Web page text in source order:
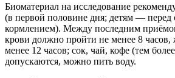
Биоматериал на исследование
(в первой половине дня; детям — перед
кормлением). Между последним
крови должно пройти не менее 8
менее 12 часов; сок, чай, кофе (тем
допускаются, можно пить воду.